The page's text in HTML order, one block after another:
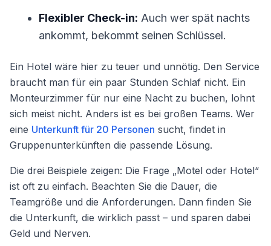
Flexibler Check-in: Auch wer spät nachts
ankommt, bekommt seinen Schlüssel.
Ein Hotel wäre hier zu teuer und unnötig. Den Service
braucht man für ein paar Stunden Schlaf nicht. Ein
Monteurzimmer für nur eine Nacht zu buchen, lohnt
sich meist nicht. Anders ist es bei großen Teams. Wer
eine Unterkunft für 20 Personen sucht, findet in
Gruppenunterkünften die passende Lösung.
Die drei Beispiele zeigen: Die Frage „Motel oder Hotel“
ist oft zu einfach. Beachten Sie die Dauer, die
Teamgröße und die Anforderungen. Dann finden Sie
die Unterkunft, die wirklich passt – und sparen dabei
Geld und Nerven.